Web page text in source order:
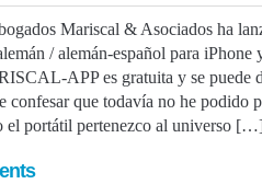
Mariscal & Asociados ha
/ alemán-español para iPhone
APP es gratuita y se puede
confesar que todavía no he podido
el portátil pertenezco al universo